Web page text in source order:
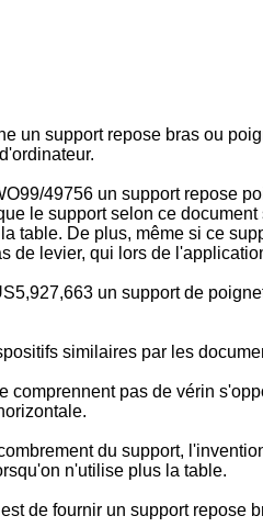
un support repose bras ou
49756 un support repose
le support selon ce
table. De plus, même si ce
de levier, qui lors de
un support de
similaires par les
comprennent pas de vérin
du support,
n'utilise plus la table.
de fournir un support repose